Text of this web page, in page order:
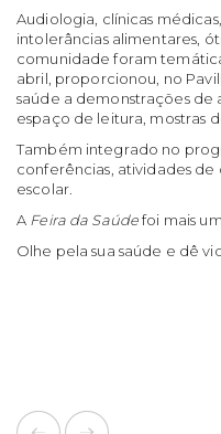
Audiologia, clínicas
intolerâncias alimentares,
comunidade foram
abril, proporcionou, no
saúde a demonstrações de
espaço de leitura, mostras
Também integrado no
conferências, atividades
escolar.
A Feira da Saúdefoi mais
Olhe pela sua saúde e dê